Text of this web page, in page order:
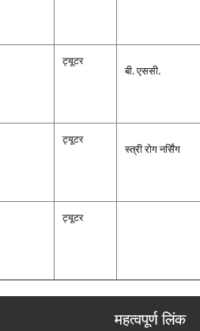
ट्यूटर
बी. एससी.
ट्यूटर
स्‍त्री रोग नर्सिंग
ट्यूटर
महत्वपूर्ण लिंक